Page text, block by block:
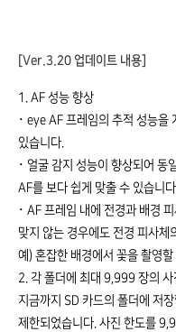
[Ver.3.20 업데이트 내용]
1. AF 성능 향상
･ eye AF 프레임의 추적 성능을
있습니다.
･ 얼굴 감지 성능이 향상되어 동
AF를 보다 쉽게 맞출 수 있습니다.
･ AF 프레임 내에 전경과 배경
맞지 않는 경우에도 전경 피사체
예) 혼잡한 배경에서 꽃을 촬영할
2. 각 폴더에 최대 9,999 장의 사
지금까지 SD 카드의 폴더에 저
제한되었습니다. 사진 한도를